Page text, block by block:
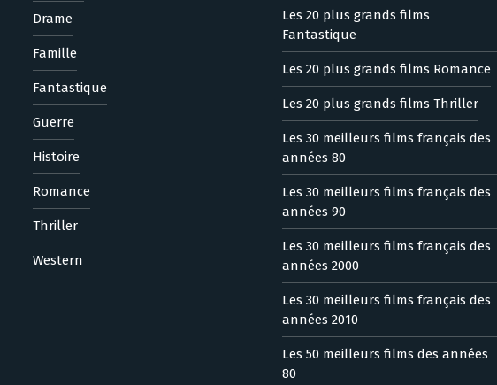
Drame
Famille
Fantastique
Guerre
Histoire
Romance
Thriller
Western
Les 20 plus grands films
Fantastique
Les 20 plus grands films Romance
Les 20 plus grands films Thriller
Les 30 meilleurs films français des
années 80
Les 30 meilleurs films français des
années 90
Les 30 meilleurs films français des
années 2000
Les 30 meilleurs films français des
années 2010
Les 50 meilleurs films des années
80